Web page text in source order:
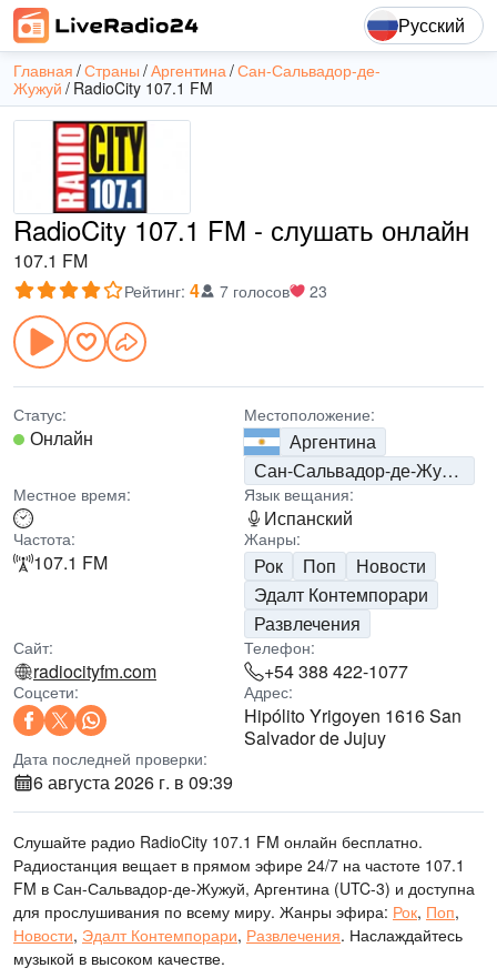
Русский
Главная Страны Аргентина Сан-Сальвадор-де-
Жужуй RadioCity 107.1 FM
RadioCity 107.1 FM - слушать онлайн
107.1 FM
Рейтинг: 4 7 голосов 23
Статус:
Онлайн
Местоположение:
Аргентина
Сан-Сальвадор-де-Жужуй
Местное время: Язык вещания:
Испанский
Частота:
107.1 FM
Жанры:
Рок Поп
Новости
Эдалт Контемпорари
Развлечения
Сайт:
radiocityfm.com
Телефон:
+54 388 422-1077
Соцсети: Адрес:
Hipólito Yrigoyen 1616 San
Salvador de Jujuy
Дата последней проверки:
6 августа 2026 г. в 09:39
Слушайте радио RadioCity 107.1 FM онлайн бесплатно.
Радиостанция вещает в прямом эфире 24/7 на частоте 107.1
FM в Сан-Сальвадор-де-Жужуй, Аргентина (UTC-3) и доступна
для прослушивания по всему миру. Жанры эфира: Рок, Поп,
Новости, Эдалт Контемпорари, Развлечения. Наслаждайтесь
музыкой в высоком качестве.